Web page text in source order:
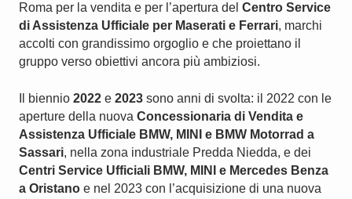
Roma per la vendita e per l’apertura del Centro Service
di Assistenza Ufficiale per Maserati e Ferrari, marchi
accolti con grandissimo orgoglio e che proiettano il
gruppo verso obiettivi ancora più ambiziosi.
Il biennio 2022 e 2023 sono anni di svolta: il 2022 con le
aperture della nuova Concessionaria di Vendita e
Assistenza Ufficiale BMW, MINI e BMW Motorrad a
Sassari, nella zona industriale Predda Niedda, e dei
Centri Service Ufficiali BMW, MINI e Mercedes Benza
a Oristano e nel 2023 con l’acquisizione di una nuova